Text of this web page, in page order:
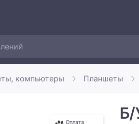
компьютеры Планшеты
Оплата
Б/